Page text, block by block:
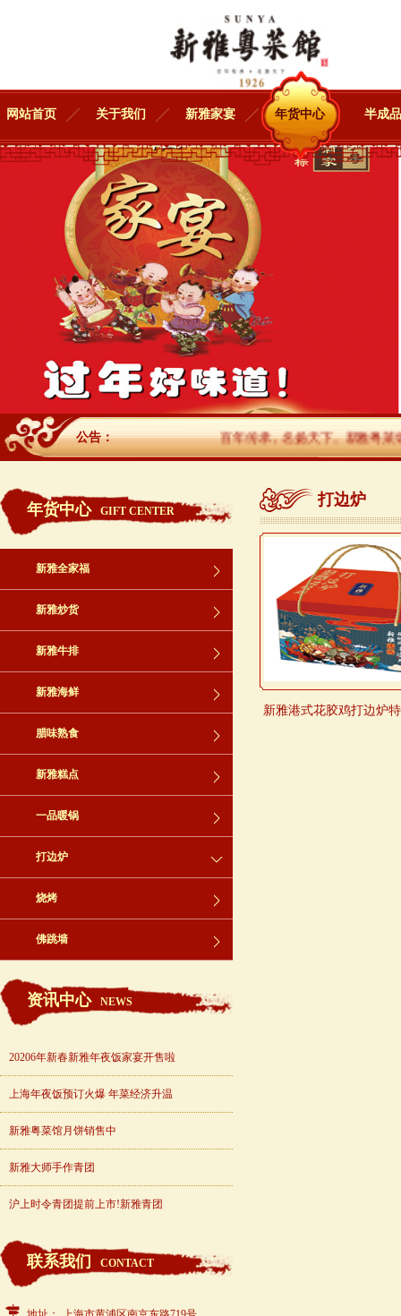
网站首页 关于我们 新雅家宴 年货中心 半成
公告： 百年传承，名扬天下。新雅粤菜馆
年货中心 GIFT CENTER
新雅全家福
新雅炒货
新雅牛排
新雅海鲜
腊味熟食
新雅糕点
一品暖锅
打边炉
烧烤
佛跳墙
资讯中心 NEWS
20206年新春新雅年夜饭家宴开售啦
上海年夜饭预订火爆 年菜经济升温
新雅粤菜馆月饼销售中
新雅大师手作青团
沪上时令青团提前上市!新雅青团
联系我们 CONTACT
打边炉
新雅港式花胶鸡打边炉